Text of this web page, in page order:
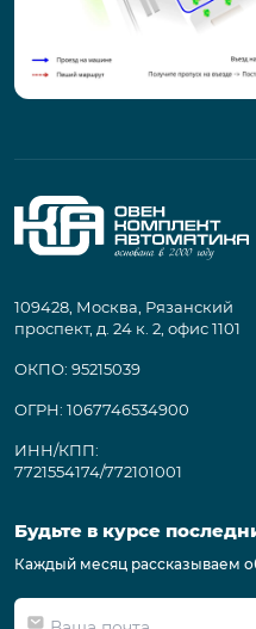
109428, Москва, Рязанский
проспект, д. 24 к. 2, офис 1101
ОКПО: 95215039
ОГРН: 1067746534900
ИНН/КПП:
7721554174/772101001
Будьте в курсе
Каждый месяц рассказываем